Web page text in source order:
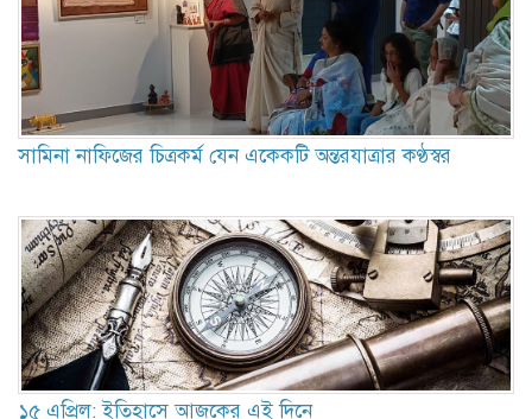
সামিনা নাফিজের চিত্রকর্ম যেন একেকটি অন্তরযাত্রার কণ্ঠস্বর
১৫ এপ্রিল: ইতিহাসে আজকের এই দিনে